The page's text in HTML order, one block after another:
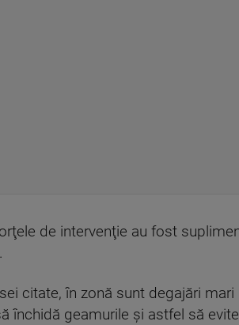
de intervenţie au fost
citate, în zonă sunt degajări
închidă geamurile şi astfel să